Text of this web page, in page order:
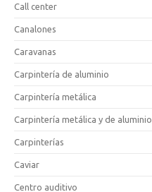
Call center
Canalones
Caravanas
Carpintería de aluminio
Carpintería metálica
Carpintería metálica y de aluminio
Carpinterías
Caviar
Centro auditivo